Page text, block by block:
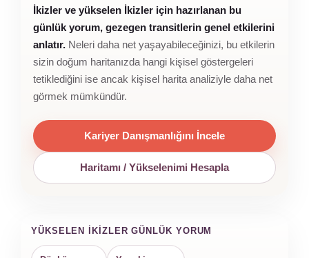
İkizler ve yükselen İkizler için hazırlanan bu
günlük yorum, gezegen transitlerin genel etkilerini
anlatır. Neleri daha net yaşayabileceğinizi, bu etkilerin
sizin doğum haritanızda hangi kişisel göstergeleri
tetiklediğini ise ancak kişisel harita analiziyle daha net
görmek mümkündür.
Kariyer Danışmanlığını İncele
Haritamı / Yükselenimi Hesapla
YÜKSELEN İKIZLER GÜNLÜK YORUM